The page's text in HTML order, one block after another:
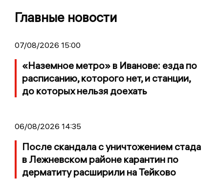
Главные новости
07/08/2026 15:00
«Наземное метро» в Иванове: езда по
расписанию, которого нет, и станции,
до которых нельзя доехать
06/08/2026 14:35
После скандала с уничтожением стада
в Лежневском районе карантин по
дерматиту расширили на Тейково